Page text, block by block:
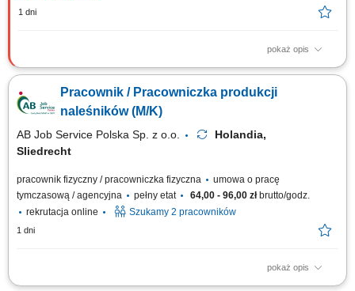
1 dni
pokaż opis
Zakres obowiązków sortowanie i selekcja różnych rodzajów materiałów
linię produkcyjną, wsparcie procesu odzysku metali i przygotowania
materiału do dalszego przetworzenia, praca przy taśmie produkcyjnej w
Pracownik / Pracowniczka produkcji
naleśników (M/K)
AB Job Service Polska Sp. z o.o.
Holandia,
Sliedrecht
pracownik fizyczny / pracowniczka fizyczna
umowa o pracę
tymczasową / agencyjna
pełny etat 64,00 - 96,00 złbrutto/godz.
rekrutacja online
Szukamy 2 pracowników
1 dni
pokaż opis
Zakres obowiązków będziesz zajmować się pakowaniem produktów oraz